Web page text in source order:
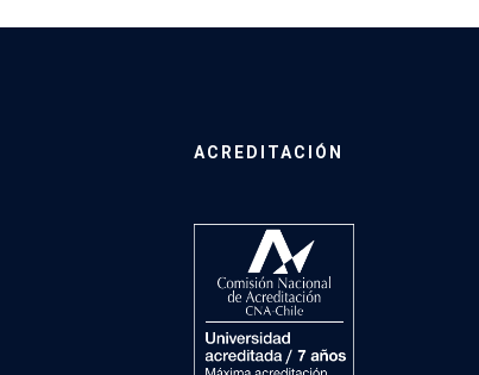
ACREDITACIÓN